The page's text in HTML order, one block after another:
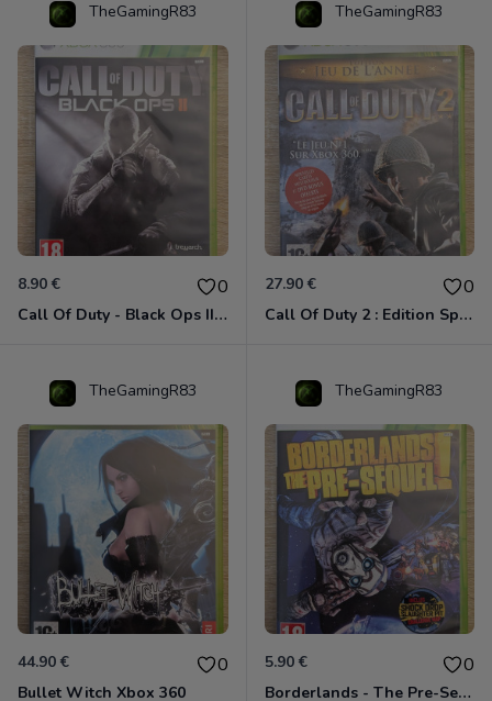
TheGamingR83
8.90 € 0
Call Of Duty - Black Ops II Xbox 360
TheGamingR83
27.90 € 0
Call Of Duty 2 : Edition Spéciale Xbox 360 GOTY
TheGamingR83
44.90 € 0
Bullet Witch Xbox 360
TheGamingR83
5.90 € 0
Borderlands - The Pre-Sequel ! Xbox 360